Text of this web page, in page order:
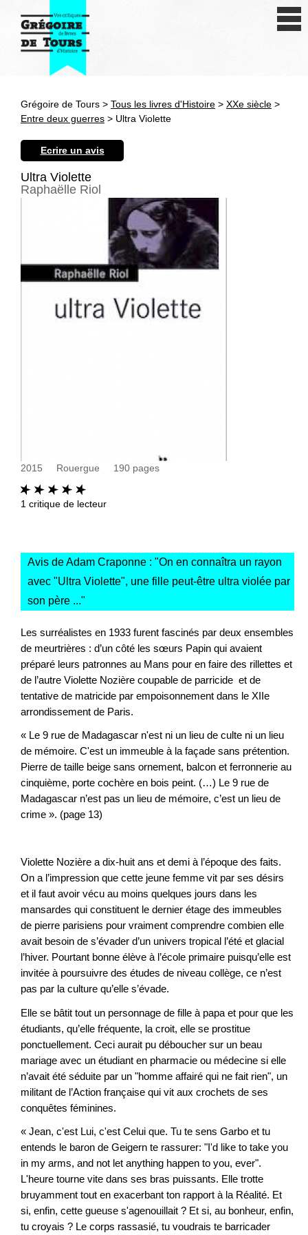
Antiquité
Révolution et XIXe siècle
XXe siècle
Autres civilisations
Thématiques
Grégoire de Tours > Tous les livres d'Histoire > XXe siècle >
Entre deux guerres > Ultra Violette
Ecrire un avis
Ultra Violette
Raphaëlle Riol
2015 Rouergue 190 pages
1 critique de lecteur
Avis de Adam Craponne : "On en connaîtra un rayon
avec "Ultra Violette", une fille peut-être ultra violée par
son père ..."
Les surréalistes en 1933 furent fascinés par deux ensembles
de meurtrières : d’un côté les sœurs Papin qui avaient
préparé leurs patronnes au Mans pour en faire des rillettes et
de l’autre Violette Nozière coupable de parricide et de
tentative de matricide par empoisonnement dans le XIIe
arrondissement de Paris.
« Le 9 rue de Madagascar n'est ni un lieu de culte ni un lieu
de mémoire. C'est un immeuble à la façade sans prétention.
Pierre de taille beige sans ornement, balcon et ferronnerie au
cinquième, porte cochère en bois peint. (…) Le 9 rue de
Madagascar n’est pas un lieu de mémoire, c’est un lieu de
crime ». (page 13)
Violette Nozière a dix-huit ans et demi à l’époque des faits.
On a l’impression que cette jeune femme vit par ses désirs
et il faut avoir vécu au moins quelques jours dans les
mansardes qui constituent le dernier étage des immeubles
de pierre parisiens pour vraiment comprendre combien elle
avait besoin de s’évader d’un univers tropical l’été et glacial
l’hiver. Pourtant bonne élève à l’école primaire puisqu’elle est
invitée à poursuivre des études de niveau collège, ce n’est
pas par la culture qu’elle s’évade.
Elle se bâtit tout un personnage de fille à papa et pour que les
étudiants, qu’elle fréquente, la croit, elle se prostitue
ponctuellement. Ceci aurait pu déboucher sur un beau
mariage avec un étudiant en pharmacie ou médecine si elle
n’avait été séduite par un "homme affairé qui ne fait rien", un
militant de l’Action française qui vit aux crochets de ses
conquêtes féminines.
« Jean, c'est Lui, c'est Celui que. Tu te sens Garbo et tu
entends le baron de Geigern te rassurer: "I'd like to take you
in my arms, and not let anything happen to you, ever".
L'heure tourne vite dans ses bras puissants. Elle trotte
bruyamment tout en exacerbant ton rapport à la Réalité. Et
si, enfin, cette gueuse s'agenouillait ? Et si, au bonheur, enfin,
tu croyais ? Le corps rassasié, tu voudrais te barricader